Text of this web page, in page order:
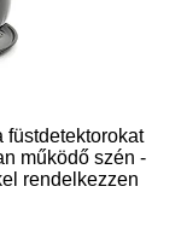
füstdetektorokat
működő szén -
rendelkezzen